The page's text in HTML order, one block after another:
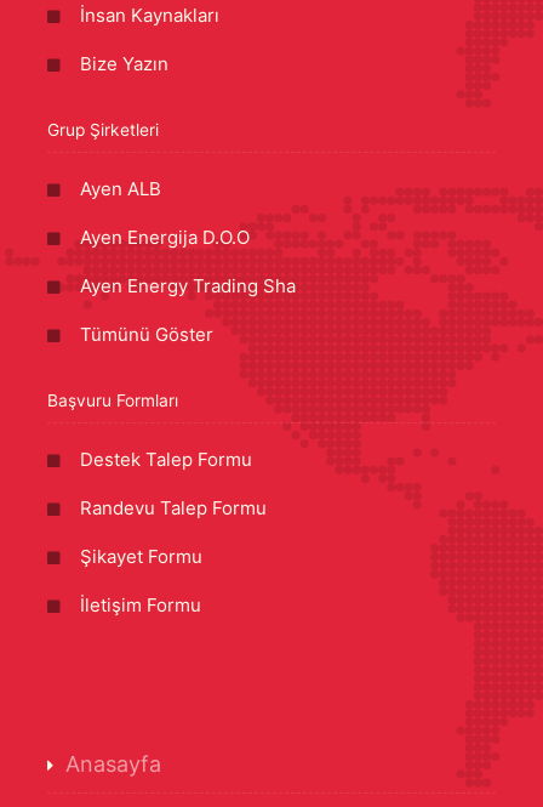
İnsan Kaynakları
Bize Yazın
Grup Şirketleri
Ayen ALB
Ayen Energija D.O.O
Ayen Energy Trading Sha
Tümünü Göster
Başvuru Formları
Destek Talep Formu
Randevu Talep Formu
Şikayet Formu
İletişim Formu
Anasayfa